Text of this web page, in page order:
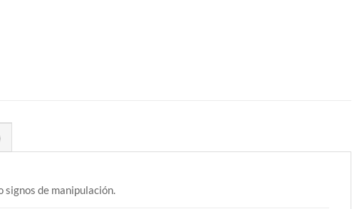
signos de manipulación.